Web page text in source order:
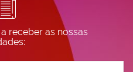
receber as nossas